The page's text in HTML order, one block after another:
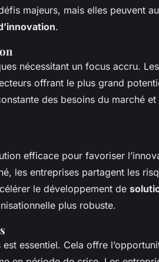
majeurs, mais elles peuvent
.
nécessitant un focus accru.
offrant le plus grand
des besoins du marché et
efficace pour favoriser
les entreprises partagent les
le développement de
plus robuste.
essentiel. Cela offre